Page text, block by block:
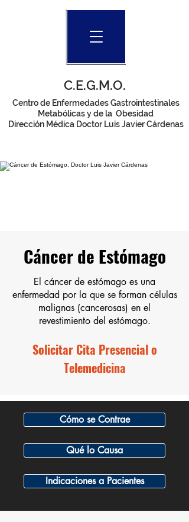
C.E.G.M.O.
Centro de Enfermedades Gastrointestinales
Metabólicas y de la Obesidad
Dirección Médica Doctor Luis Javier Cárdenas
Cáncer de Estómago
El cáncer de estómago es una
enfermedad por la que se forman células
malignas (cancerosas) en el
revestimiento del estómago.
Solicitar Cita Presencial o
Telemedicina
Cómo se Contrae
Qué lo Causa
Indicaciones a Pacientes